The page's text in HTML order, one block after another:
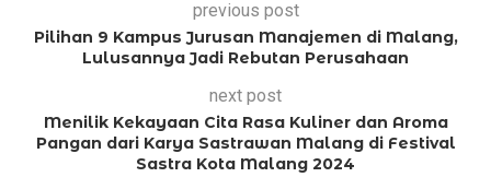
previous post
Pilihan 9 Kampus Jurusan Manajemen di Malang,
Lulusannya Jadi Rebutan Perusahaan
next post
Menilik Kekayaan Cita Rasa Kuliner dan Aroma
Pangan dari Karya Sastrawan Malang di Festival
Sastra Kota Malang 2024